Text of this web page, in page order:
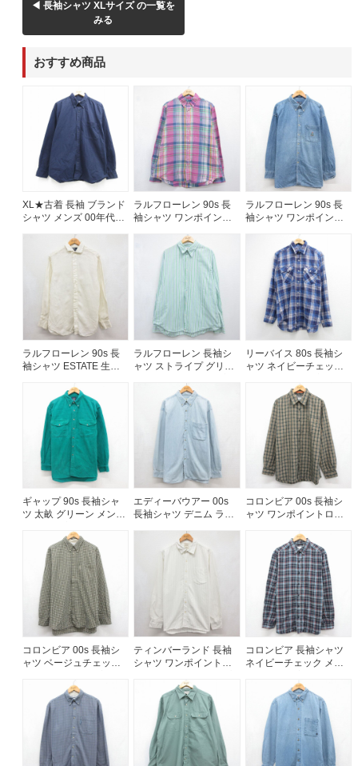
50年代
すべての年代を見る
週刊ラッシュアウト新聞
古着コラム
メディア・イベント情報
Youtube 古着屋Rush Out チャンネル
スタッフコーディネート
ご利用案内
お客様の声
レビュー1万件突破
お気に入りリスト
会員登録
メルマガ登録
会社概要
古着卸売
特定商取引法に基づく表示
プライバシーポリシー
お問い合わせ
◀ 長袖シャツ XLサイズ の一覧を
みる
おすすめ商品
XL★古着 長袖 ブランド
シャツ メンズ 00年代
トン ボタンダウン ネイ
ビー 26aug06
ラルフローレン 90s 長
袖シャツ ワンポイント
ラルフローレン 90s 長
袖シャツ ワンポイント
相当 | 古着
ラルフローレン 90s 長
袖シャツ ESTATE 生成
ラルフローレン 長袖シ
ャツ ストライプ グリー
リーバイス 80s 長袖シ
ャツ ネイビーチェック
ギャップ 90s 長袖シャ
ツ 太畝 グリーン メンズ
エディーバウアー 00s
長袖シャツ デニム ライ
コロンビア 00s 長袖シ
ャツ ワンポイントロゴ
XL相当 | 古着
コロンビア 00s 長袖シ
ャツ ベージュチェック
ティンバーランド 長袖
シャツ ワンポイントロ
メンズL相当 | 古着
コロンビア 長袖シャツ
ネイビーチェック メン